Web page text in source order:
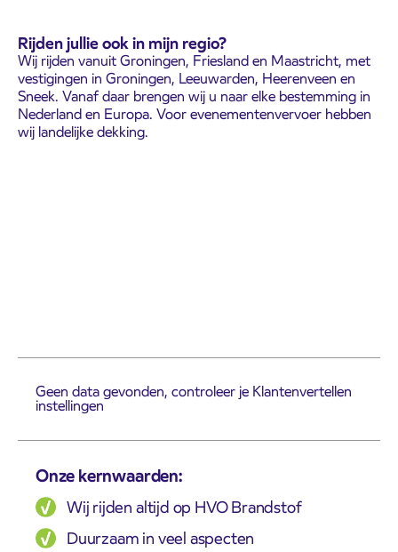
Rijden jullie ook in mijn regio?
Wij rijden vanuit Groningen, Friesland en Maastricht, met
vestigingen in Groningen, Leeuwarden, Heerenveen en
Sneek. Vanaf daar brengen wij u naar elke bestemming in
Nederland en Europa. Voor evenementenvervoer hebben
wij landelijke dekking.
Geen data gevonden, controleer je Klantenvertellen
instellingen
Onze kernwaarden:
Wij rijden altijd op HVO Brandstof
Duurzaam in veel aspecten